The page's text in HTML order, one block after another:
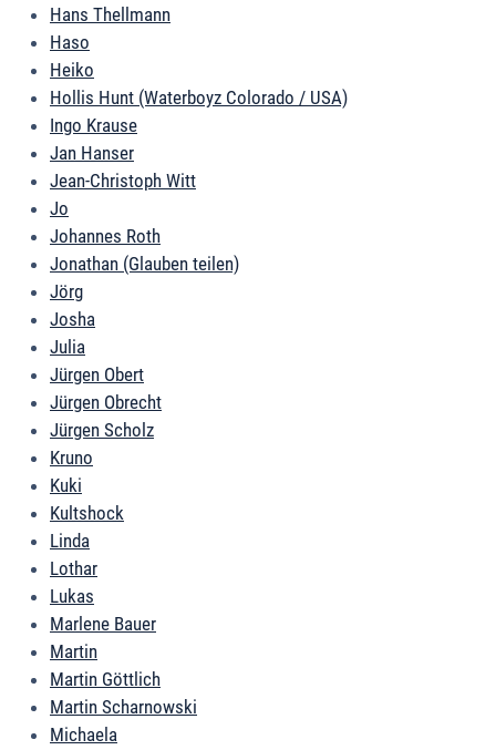
Hans Thellmann
Haso
Heiko
Hollis Hunt (Waterboyz Colorado / USA)
Ingo Krause
Jan Hanser
Jean-Christoph Witt
Jo
Johannes Roth
Jonathan (Glauben teilen)
Jörg
Josha
Julia
Jürgen Obert
Jürgen Obrecht
Jürgen Scholz
Kruno
Kuki
Kultshock
Linda
Lothar
Lukas
Marlene Bauer
Martin
Martin Göttlich
Martin Scharnowski
Michaela